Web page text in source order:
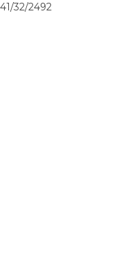
41/32/2492